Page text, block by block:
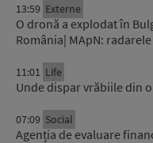
13:59 Externe
O dronă a explodat în
România| MApN:
11:01 Life
Unde dispar vrăbiile din
07:09 Social
Agenția de evaluare